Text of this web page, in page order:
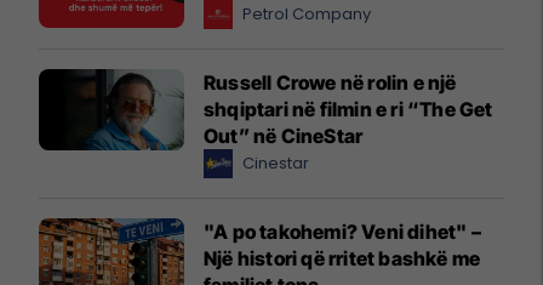
Petrol Company
Russell Crowe në rolin e një
shqiptari në filmin e ri “The Get
Out” në CineStar
Cinestar
"A po takohemi? Veni dihet" –
Një histori që rritet bashkë me